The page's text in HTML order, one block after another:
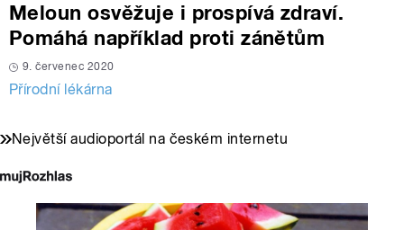
Meloun osvěžuje i prospívá zdraví.
Pomáhá například proti zánětům
9. červenec 2020
Přírodní lékárna
Největší audioportál na českém internetu